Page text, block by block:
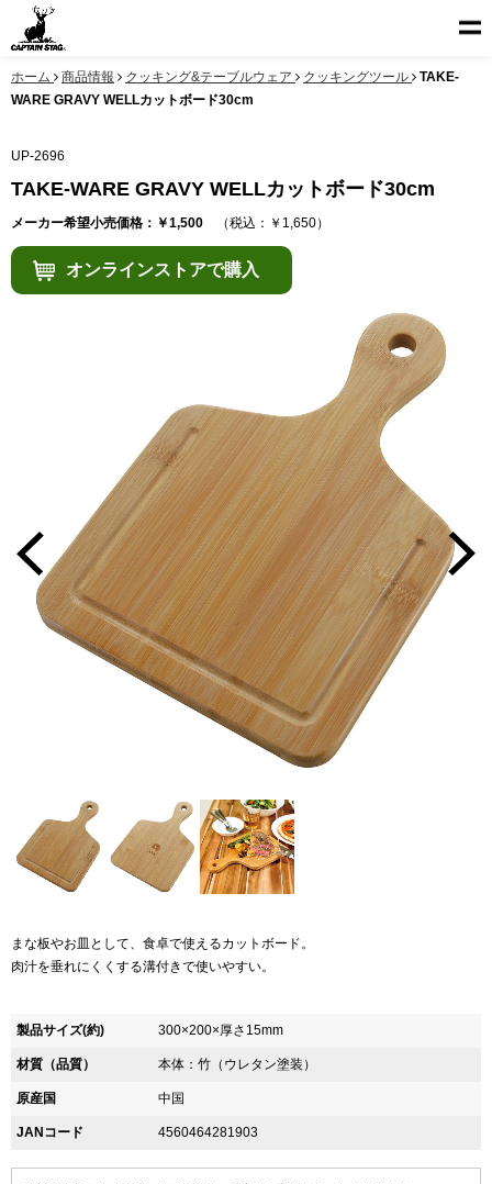
ホーム 商品情報 クッキング&テーブルウェア クッキングツール
TAKE-
WARE GRAVY WELLカットボード30cm
UP-2696
TAKE-WARE GRAVY WELLカットボード30cm
メーカー希望小売価格：￥1,500 （税込：￥1,650）
オンラインストアで購入
まな板やお皿として、食卓で使えるカットボード。
肉汁を垂れにくくする溝付きで使いやすい。
製品サイズ(約) 300×200×厚さ15mm
材質（品質） 本体：竹（ウレタン塗装）
原産国 中国
JANコード 4560464281903